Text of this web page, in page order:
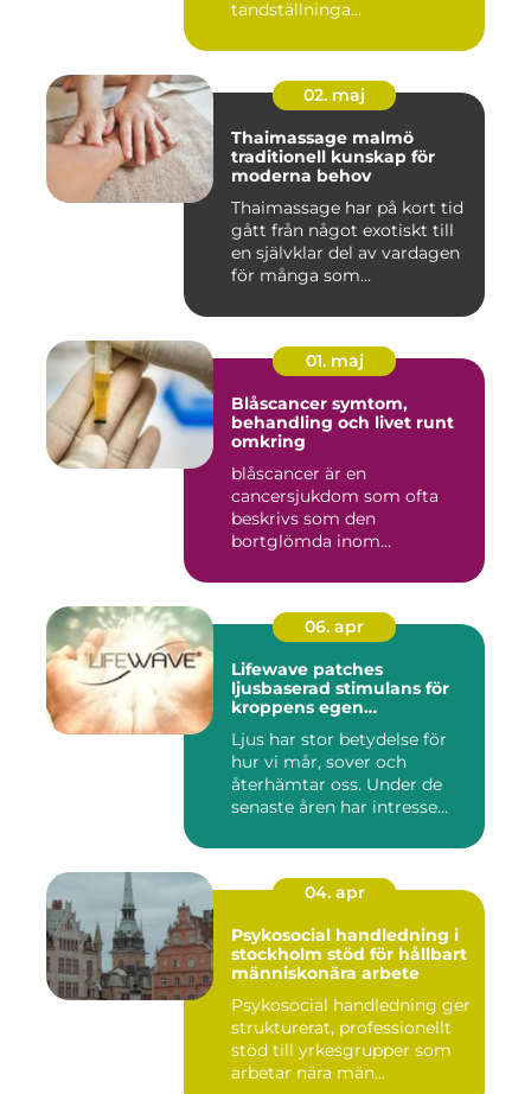
tandställninga...
02. maj
Thaimassage malmö
traditionell kunskap för
moderna behov
Thaimassage har på kort tid
gått från något exotiskt till
en självklar del av vardagen
för många som...
01. maj
Blåscancer symtom,
behandling och livet runt
omkring
blåscancer är en
cancersjukdom som ofta
beskrivs som den
bortglömda inom
06. apr
Lifewave patches
ljusbaserad stimulans för
kroppens egen
Ljus har stor betydelse för
hur vi mår, sover och
återhämtar oss. Under de
senaste åren har intresse...
04. apr
Psykosocial handledning i
stockholm stöd för hållbart
människonära arbete
Psykosocial handledning ger
strukturerat, professionellt
stöd till yrkesgrupper som
arbetar nära män...